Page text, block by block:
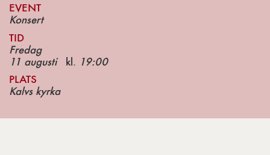
EVENT
Konsert
TID
Fredag
11 augustikl. 19:00
PLATS
Kalvs kyrka